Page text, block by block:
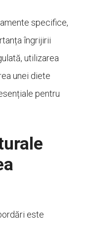
specifice,
îngrijirii
utilizarea
unei diete
pentru
este